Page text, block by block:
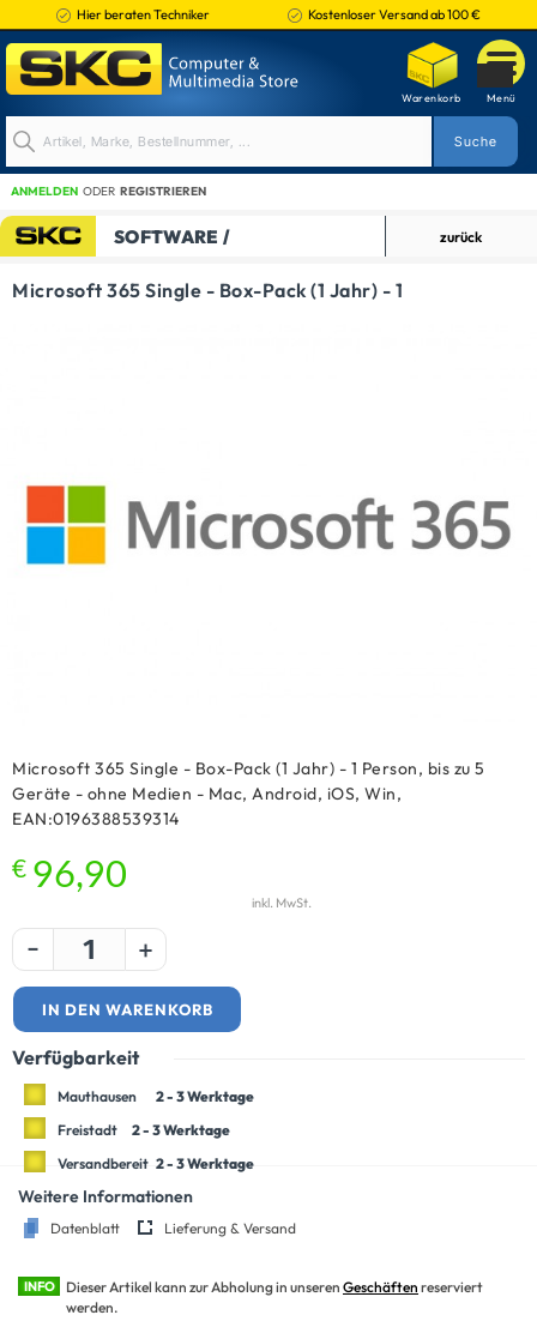
Hier beraten Techniker Kostenloser Versand ab 100 €
ANMELDEN ODER REGISTRIEREN
SOFTWARE /
ANWENDUNGEN
zurück
Microsoft 365 Single - Box-Pack (1 Jahr) - 1
Microsoft 365 Single - Box-Pack (1 Jahr) - 1 Person, bis zu 5
Geräte - ohne Medien - Mac, Android, iOS, Win,
EAN:0196388539314
€ 96,90
inkl. MwSt.
- +
IN DEN WARENKORB
Weitere Informationen
Datenblatt Lieferung & Versand
INFO Dieser Artikel kann zur Abholung in unseren Geschäften reserviert
werden.
Verfügbarkeit
Mauthausen
2 - 3 Werktage
Freistadt
2 - 3 Werktage
Versandbereit 2 - 3 Werktage